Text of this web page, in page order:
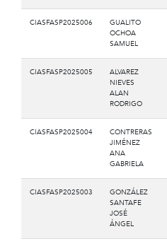
CIASFASP2025006
GUALITO
OCHOA
SAMUEL
CIASFASP2025005
ALVAREZ
NIEVES
ALAN
RODRIGO
CIASFASP2025004
CONTRERAS
JIMÉNEZ
ANA
GABRIELA
CIASFASP2025003
GONZÁLEZ
SANTAFE
JOSÉ
ÁNGEL